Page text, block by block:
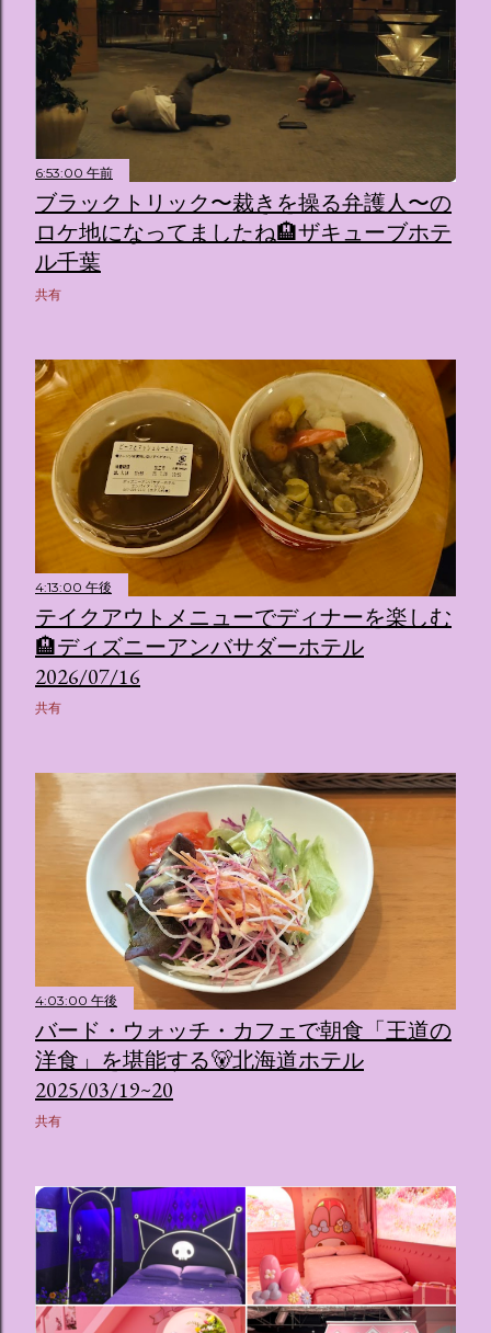
6:53:00 午前
ブラックトリック〜裁きを操る弁護人〜の
ロケ地になってましたね🏨ザキューブホテ
ル千葉
共有
4:13:00 午後
テイクアウトメニューでディナーを楽しむ
🏨ディズニーアンバサダーホテル
2026/07/16
共有
4:03:00 午後
バード・ウォッチ・カフェで朝食「王道の
洋食」を堪能する🐻北海道ホテル
2025/03/19~20
共有